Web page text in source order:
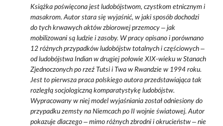
Książka poświęcona jest ludobójstwom, czystkom etnicznym i
masakrom. Autor stara się wyjaśnić, w jaki sposób dochodzi
do tych krwawych aktów zbiorowej przemocy – jak
mobilizowani są ludzie i zasoby. W pracy opisano i porównano
12 różnych przypadków ludobójstw totalnych i częściowych –
od ludobójstwa Indian w drugiej połowie XIX-wieku w Stanach
Zjednoczonych po rzeź Tutsi i Twa w Rwandzie w 1994 roku.
Jest to pierwsza praca polskiego autora przedstawiająca tak
rozległą socjologiczną komparatystykę ludobójstw.
Wypracowany w niej model wyjaśniania został odniesiony do
przypadku zemsty na Niemcach po II wojnie światowej. Autor
pokazuje dlaczego – mimo różnych zbrodni i okrucieństw – nie